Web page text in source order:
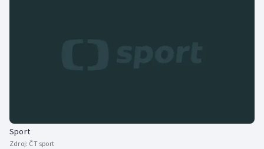
Sport
Zdroj: ČT sport